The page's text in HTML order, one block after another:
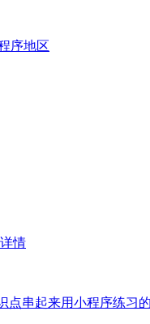
序地区
详情
点串起来用小程序练习